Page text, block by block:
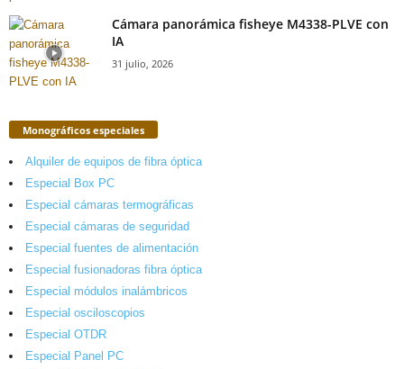
Cámara panorámica fisheye M4338-PLVE con
IA
31 julio, 2026
Monográficos especiales
Alquiler de equipos de fibra óptica
Especial Box PC
Especial cámaras termográficas
Especial cámaras de seguridad
Especial fuentes de alimentación
Especial fusionadoras fibra óptica
Especial módulos inalámbricos
Especial osciloscopios
Especial OTDR
Especial Panel PC